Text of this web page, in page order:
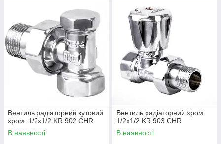
Вентиль радіаторний кутовий
хром. 1/2x1/2 KR.902.CHR
В наявності
Вентиль радіаторний хром.
1/2x1/2 KR.903.CHR
В наявності